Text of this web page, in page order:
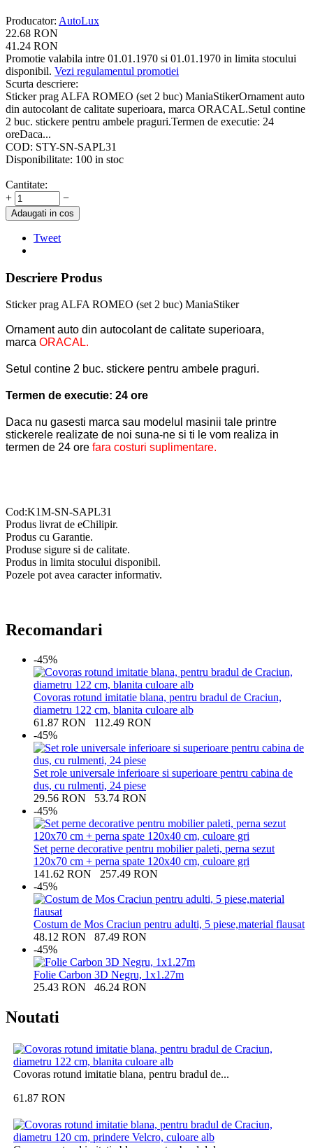
Producator: AutoLux
22.68 RON
41.24 RON
Promotie valabila intre 01.01.1970 si 01.01.1970 in limita stocului
disponibil. Vezi regulamentul promotiei
Scurta descriere:
Sticker prag ALFA ROMEO (set 2 buc) ManiaStikerOrnament auto
din autocolant de calitate superioara, marca ORACAL.Setul contine
2 buc. stickere pentru ambele praguri.Termen de executie: 24
oreDaca...
COD: STY-SN-SAPL31
Disponibilitate: 100 in stoc
Cantitate:
+
−
Adaugati in cos
Tweet
Descriere Produs
Sticker prag ALFA ROMEO (set 2 buc) ManiaStiker
Ornament auto din autocolant de calitate superioara,
marca ORACAL.
Setul contine 2 buc. stickere pentru ambele praguri.
Termen de executie: 24 ore
Daca nu gasesti marca sau modelul masinii tale printre
stickerele realizate de noi suna-ne si ti le vom realiza in
termen de 24 ore fara costuri suplimentare.
Cod:K1M-SN-SAPL31
Produs livrat de eChilipir.
Produs cu Garantie.
Produse sigure si de calitate.
Produs in limita stocului disponibil.
Pozele pot avea caracter informativ.
Recomandari
-45%
Covoras rotund imitatie blana, pentru bradul de Craciun,
diametru 122 cm, blanita culoare alb
61.87 RON 112.49 RON
-45%
Set role universale inferioare si superioare pentru cabina de
dus, cu rulmenti, 24 piese
29.56 RON 53.74 RON
-45%
Set perne decorative pentru mobilier paleti, perna sezut
120x70 cm + perna spate 120x40 cm, culoare gri
141.62 RON 257.49 RON
-45%
Costum de Mos Craciun pentru adulti, 5 piese,material flausat
48.12 RON 87.49 RON
-45%
Folie Carbon 3D Negru, 1x1.27m
25.43 RON 46.24 RON
Noutati
Covoras rotund imitatie blana, pentru bradul de...
61.87 RON